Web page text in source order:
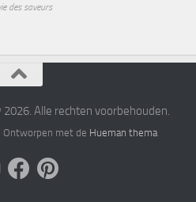
des saveurs
2026. Alle rechten voorbehouden.
met de Hueman thema